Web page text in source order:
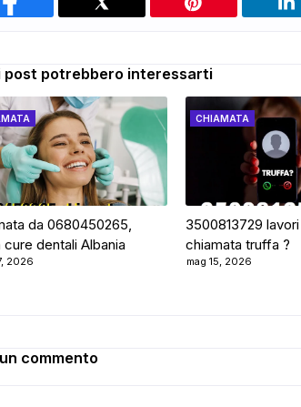
post potrebbero interessarti
da 0680450265,
cure dentali Albania
2026
CHIAMATA
3500813729
chiamata truffa ?
mag 15, 2026
commento